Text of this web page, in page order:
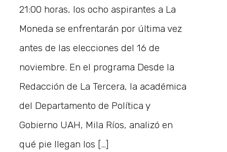
21:00 horas, los ocho aspirantes a La
Moneda se enfrentarán por última vez
antes de las elecciones del 16 de
noviembre. En el programa Desde la
Redacción de La Tercera, la académica
del Departamento de Política y
Gobierno UAH, Mila Ríos, analizó en
qué pie llegan los […]